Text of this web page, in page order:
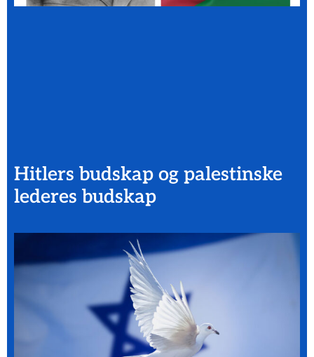
Hitlers budskap og palestinske
lederes budskap